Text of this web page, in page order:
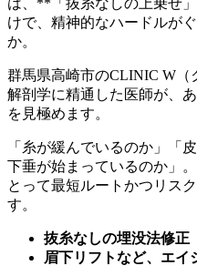
は、**「抜糸なしの上乗せ
けで、精神的なハードルが
か。
群馬県高崎市のCLINIC W（
解剖学に精通した医師が、
を見極めます。
「糸が緩んでいるのか」「
下垂が始まっているのか」
とって最短ルートかつリス
す。
抜糸なしの埋没法修正
眉下リフトなど、エイ